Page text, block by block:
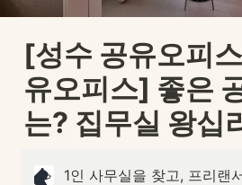
[성수 공유오피
유오피스] 좋은
는? 집무실 왕십
1인 사무실을 찾고, 프리랜